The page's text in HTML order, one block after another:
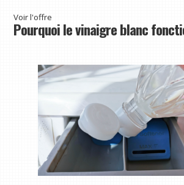
Voir l'offre
Pourquoi le vinaigre blanc